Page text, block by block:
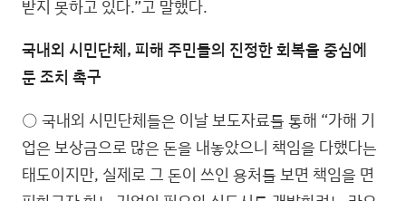
받지 못하고 있다.”고 말했다.
국내외 시민단체, 피해 주민들의 진정한 회복을 중심에
둔 조치 촉구
○ 국내외 시민단체들은 이날 보도자료를 통해 “가해 기
업은 보상금으로 많은 돈을 내놓았으니 책임을 다했다는
태도이지만, 실제로 그 돈이 쓰인 용처를 보면 책임을 면